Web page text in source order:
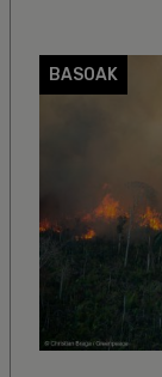
BASOAK